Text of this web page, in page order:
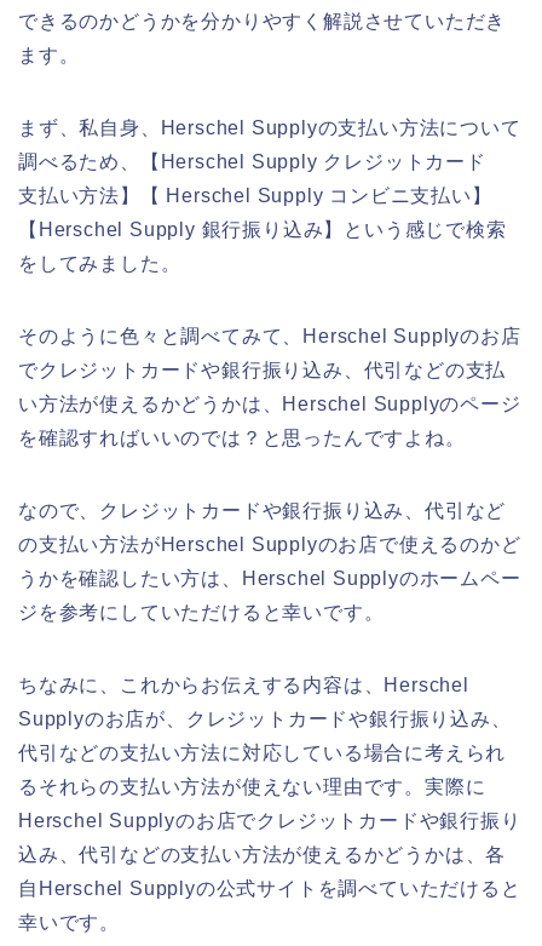
できるのかどうかを分かりやすく解説させていただき
ます。
まず、私自身、Herschel Supplyの支払い方法について
調べるため、【Herschel Supply クレジットカード
支払い方法】【 Herschel Supply コンビニ支払い】
【Herschel Supply 銀行振り込み】という感じで検索
をしてみました。
そのように色々と調べてみて、Herschel Supplyのお店
でクレジットカードや銀行振り込み、代引などの支払
い方法が使えるかどうかは、Herschel Supplyのページ
を確認すればいいのでは？と思ったんですよね。
なので、クレジットカードや銀行振り込み、代引など
の支払い方法がHerschel Supplyのお店で使えるのかど
うかを確認したい方は、Herschel Supplyのホームペー
ジを参考にしていただけると幸いです。
ちなみに、これからお伝えする内容は、Herschel
Supplyのお店が、クレジットカードや銀行振り込み、
代引などの支払い方法に対応している場合に考えられ
るそれらの支払い方法が使えない理由です。実際に
Herschel Supplyのお店でクレジットカードや銀行振り
込み、代引などの支払い方法が使えるかどうかは、各
自Herschel Supplyの公式サイトを調べていただけると
幸いです。